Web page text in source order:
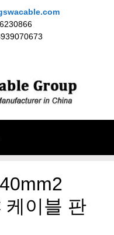
케이블 판